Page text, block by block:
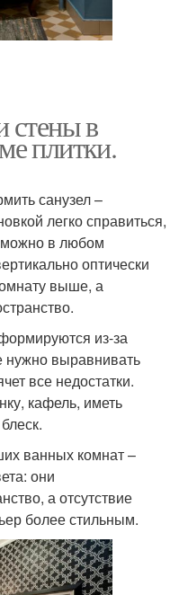
стены в
плитки.
санузел –
легко справиться,
можно в любом
оптически
выше, а
из-за
нужно выравнивать
все недостатки.
кафель, иметь
ванных комнат –
они
а отсутствие
более стильным.